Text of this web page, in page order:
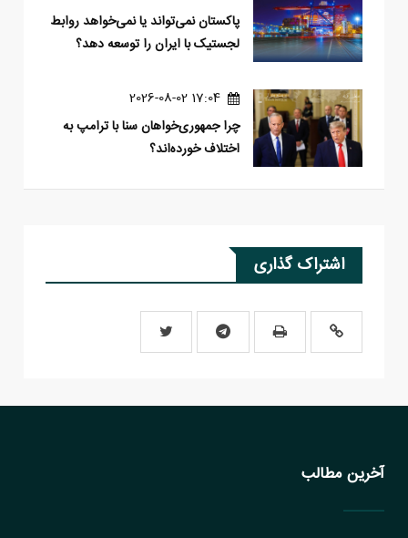
پاکستان نمی‌تواند یا نمی‌خواهد روابط
لجستیک با ایران را توسعه دهد؟
17:04 2026-08-02
چرا جمهوری‌خواهان سنا با ترامپ به
اختلاف خورده‌اند؟
اشتراک گذاری
آخرین مطالب